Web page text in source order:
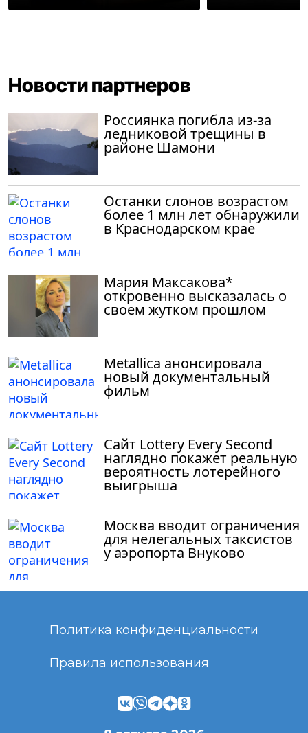
Новости партнеров
Россиянка погибла из-за
ледниковой трещины в
районе Шамони
Останки слонов возрастом
более 1 млн лет обнаружили
в Краснодарском крае
Мария Максакова*
откровенно высказалась о
своем жутком прошлом
Metallica анонсировала
новый документальный
фильм
Сайт Lottery Every Second
наглядно покажет реальную
вероятность лотерейного
выигрыша
Москва вводит ограничения
для нелегальных таксистов
у аэропорта Внуково
Политика конфиденциальности
Правила использования